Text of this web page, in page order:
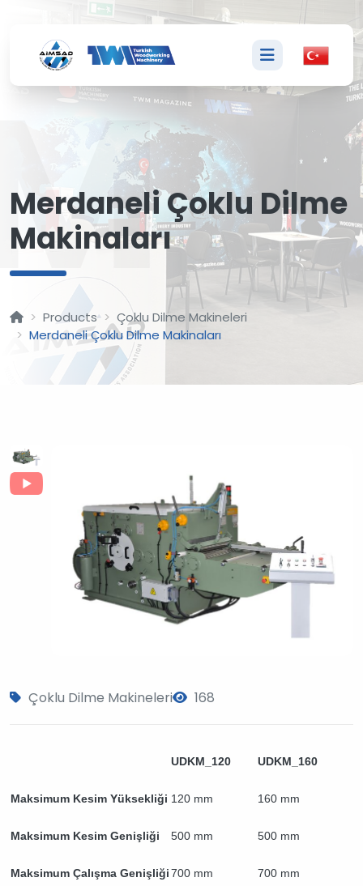
Merdaneli Çoklu Dilme
Makinaları
Products
Çoklu Dilme Makineleri
Merdaneli Çoklu Dilme Makinaları
Çoklu Dilme Makineleri 168
UDKM_120 UDKM_160
Maksimum Kesim Yüksekliği 120 mm 160 mm
Maksimum Kesim Genişliği 500 mm 500 mm
Maksimum Çalışma Genişliği700 mm 700 mm